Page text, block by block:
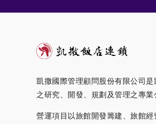
凱撒國際管理顧問股份有限公司
之研究、開發、規劃及管理之專業
營運項目以旅館開發籌建、旅館